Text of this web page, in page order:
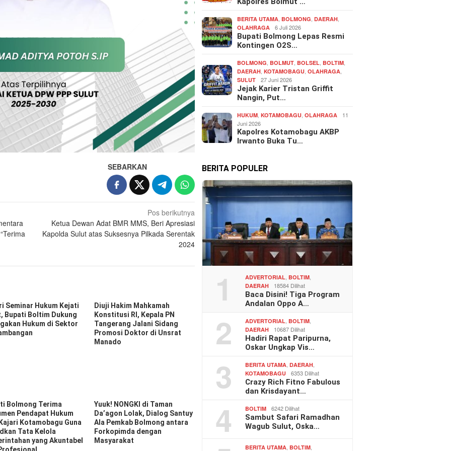
SEBARKAN
Pos berikutnya
Ketua Dewan Adat BMR MMS, Beri Apresiasi
Kapolda Sulut atas Suksesnya Pilkada Serentak
2024
Seminar Hukum Kejati
Bupati Boltim Dukung
Hukum di Sektor
Diuji Hakim Mahkamah
Konstitusi RI, Kepala PN
Tangerang Jalani Sidang
Promosi Doktor di Unsrat
Manado
Bolmong Terima
Pendapat Hukum
Kotamobagu Guna
Tata Kelola
yang Akuntabel
Yuuk! NONGKI di Taman
Da’agon Lolak, Dialog Santuy
Ala Pemkab Bolmong antara
Forkopimda dengan
Masyarakat
BERITA UTAMA, BOLMONG,DAERAH,
OLAHRAGA 6 Juli 2026
Bupati Bolmong Lepas Resmi
Kontingen O2S…
BOLMONG, BOLMUT, BOLSEL, BOLTIM,
DAERAH,KOTAMOBAGU,OLAHRAGA,
SULUT 27 Juni 2026
Jejak Karier Tristan Griffit
Nangin, Put…
HUKUM,KOTAMOBAGU,OLAHRAGA
11
Juni 2026
Kapolres Kotamobagu AKBP
Irwanto Buka Tu…
BERITA POPULER
1 ADVERTORIAL, BOLTIM,
DAERAH 18584 Dilihat
Baca Disini! Tiga Program
Andalan Oppo A…
2 ADVERTORIAL, BOLTIM,
DAERAH 10687 Dilihat
Hadiri Rapat Paripurna,
Oskar Ungkap Vis…
3 BERITA UTAMA,DAERAH,
KOTAMOBAGU 6353 Dilihat
Crazy Rich Fitno Fabulous
dan Krisdayant…
4 BOLTIM 6242 Dilihat
Sambut Safari Ramadhan
Wagub Sulut, Oska…
BERITA UTAMA, BOLTIM,